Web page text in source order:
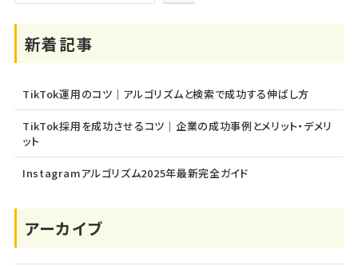
新着記事
TikTok運用のコツ｜アルゴリズムと検索で成功する伸ばし方
TikTok採用を成功させるコツ｜企業の成功事例とメリット・デメリ
ット
Instagramアルゴリズム2025年最新完全ガイド
アーカイブ